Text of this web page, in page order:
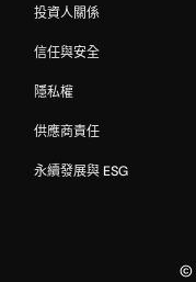
投資人關係
信任與安全
隱私權
供應商責任
永續發展與 ESG
©